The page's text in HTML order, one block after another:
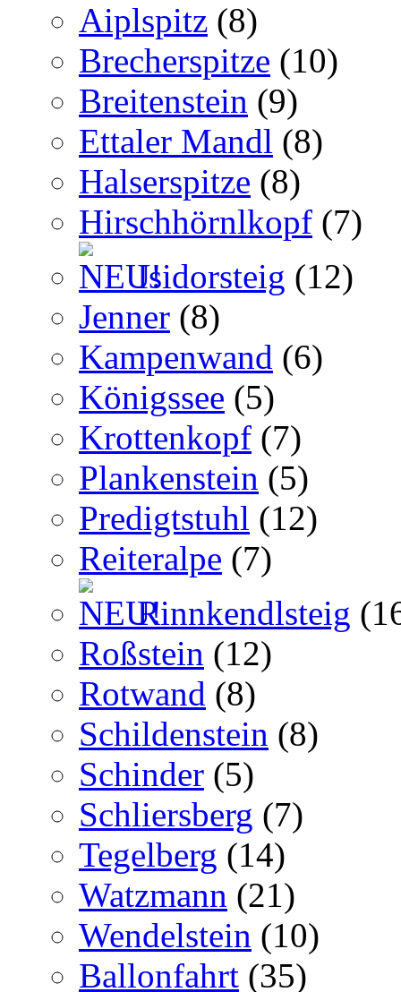
Aiplspitz (8)
Brecherspitze (10)
Breitenstein (9)
Ettaler Mandl (8)
Halserspitze (8)
Hirschhörnlkopf (7)
Isidorsteig (12)
Jenner (8)
Kampenwand (6)
Königssee (5)
Krottenkopf (7)
Plankenstein (5)
Predigtstuhl (12)
Reiteralpe (7)
Rinnkendlsteig
Roßstein (12)
Rotwand (8)
Schildenstein (8)
Schinder (5)
Schliersberg (7)
Tegelberg (14)
Watzmann (21)
Wendelstein (10)
Ballonfahrt (35)